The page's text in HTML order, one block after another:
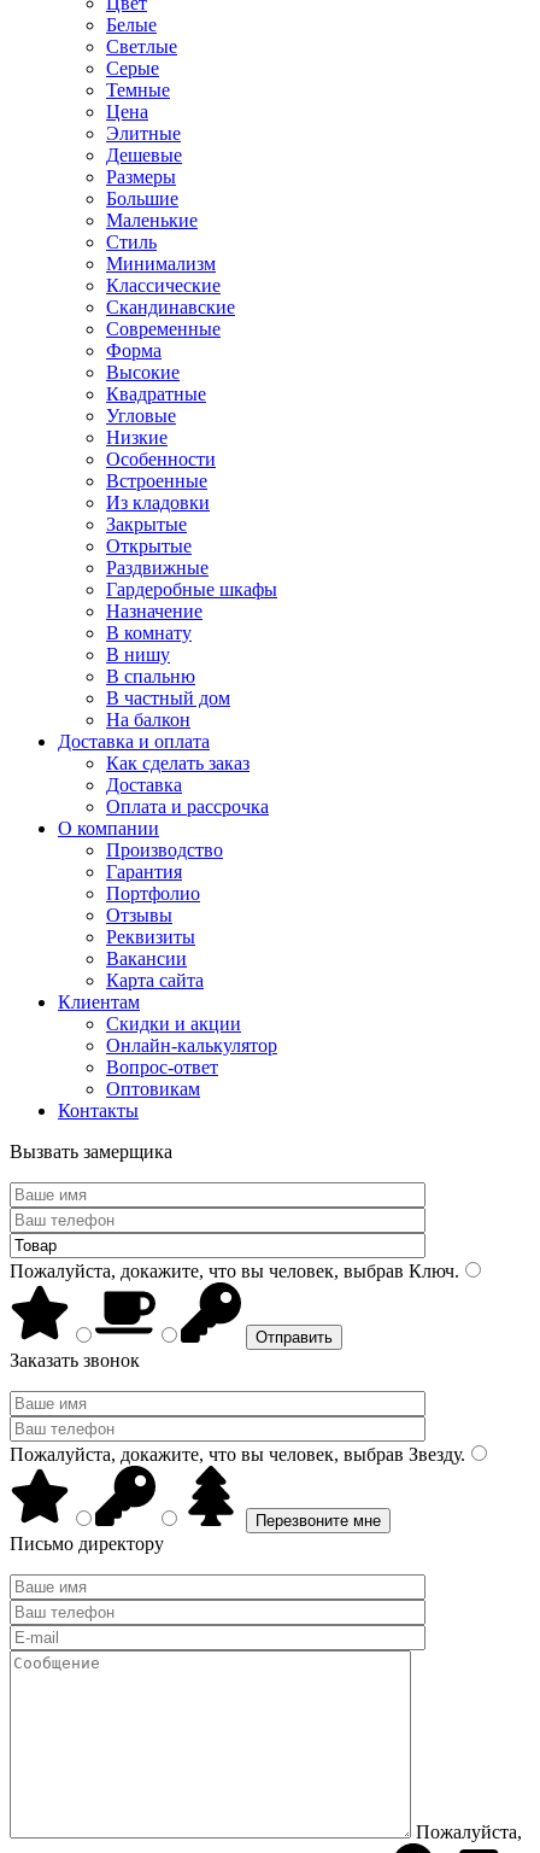
Белые
Светлые
Серые
Темные
Цена
Элитные
Дешевые
Размеры
Большие
Маленькие
Стиль
Минимализм
Классические
Скандинавские
Современные
Форма
Высокие
Квадратные
Угловые
Низкие
Особенности
Встроенные
Из кладовки
Закрытые
Открытые
Раздвижные
Гардеробные шкафы
Назначение
В комнату
В нишу
В спальню
В частный дом
На балкон
Доставка и оплата
Как сделать заказ
Доставка
Оплата и рассрочка
О компании
Производство
Гарантия
Портфолио
Отзывы
Реквизиты
Вакансии
Карта сайта
Клиентам
Скидки и акции
Онлайн-калькулятор
Вопрос-ответ
Оптовикам
Контакты
Вызвать замерщика
Пожалуйста, докажите, что вы человек, выбрав Ключ.
Заказать звонок
Пожалуйста, докажите, что вы человек, выбрав Звезду.
Письмо директору
Пожалуйста,